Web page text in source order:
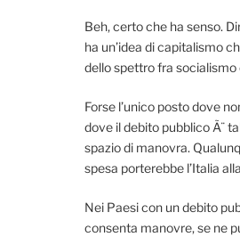
Beh, certo che ha senso.
ha un’idea di capitalismo
dello spettro fra socialismo
Forse l’unico posto dove
dove il debito pubblico Ã¨
spazio di manovra.
spesa porterebbe l’Italia
Nei Paesi con un debito
consenta manovre, se ne